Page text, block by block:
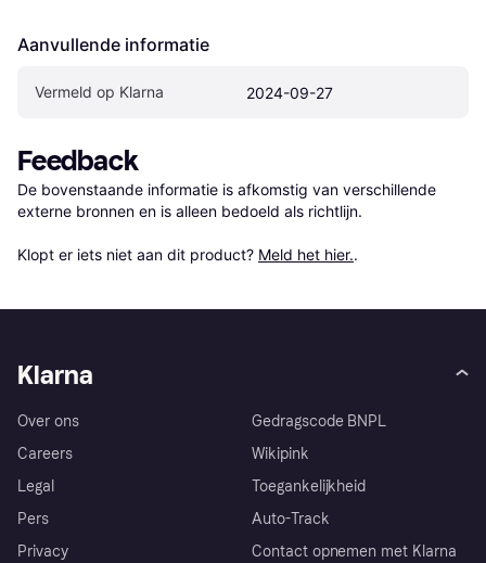
Aanvullende informatie
Vermeld op Klarna 2024-09-27
Feedback
De bovenstaande informatie is afkomstig van verschillende
externe bronnen en is alleen bedoeld als richtlijn.
Klopt er iets niet aan dit product? Meld het hier..
Klarna
Over ons
Careers
Legal
Pers
Privacy
Gedragscode BNPL
Wikipink
Toegankelijkheid
Auto-Track
Contact opnemen met Klarna